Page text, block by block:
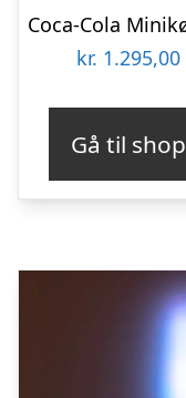
kr. 1.295,00
Gå til shop